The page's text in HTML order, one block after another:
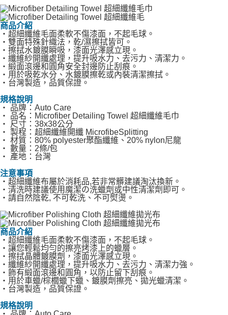
５．嚴禁一人註冊多個帳號或使用他人資訊註冊。若發現惡意使用之情形，
恩沛科技股份有限公司將有權停止該用戶之使用額度並採取法律行動。
商品介紹
‧超細纖維毛面柔軟不傷漆面，不起毛球。
‧雙面特殊針織法，乾/濕擦拭皆可。
‧擦拭水鍍膜瞬吸，漆面光澤感立現。
‧纖維紗開纖處理，提升吸水力、去污力、清潔力。
‧緞面滾邊和圓角安全封邊防止刮痕。
‧用於吸乾水分、水鍍膜擦乾或內裝清潔擦拭。
‧台灣製造，品質保證。
規格說明
‧ 品牌：Auto Care
‧ 品名：Microfiber Detailing Towel 超細纖維毛巾
‧ 尺寸：38x38公分
‧ 製程：超細纖維開纖 MicrofibeSplitting
‧ 材質：80% polyester聚酯纖維、20% nylon尼龍
‧ 數量：2條/包
‧ 產地：台灣
注意事項
‧超細纖維布屬於消耗品,若非常髒建議淘汰換新。
‧清洗時建議使用魔潔の洗蠟劑或中性清潔劑即可。
‧請自然陰乾, 不可乾洗、不可熨燙。
商品介紹
‧超細纖維毛面柔軟不傷漆面，不起毛球。
‧讓您輕鬆均勻的擦亮烤漆上的蠟層。
‧擦拭晶體鍍膜劑，漆面光澤感立現。
‧纖維紗開纖處理，提升吸水力、去污力、清潔力強。
‧飾有緞面滾邊和圓角，以防止留下刮痕。
‧用於車蠟/棕櫚蠟下蠟、鍍膜劑擦亮、拋光蠟清潔。
‧台灣製造，品質保證。
規格說明